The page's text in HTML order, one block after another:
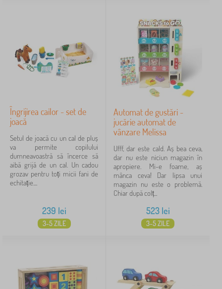
Îngrijirea cailor - set de
joacă
Setul de joacă cu un cal de pluș
va permite copilului
dumneavoastră să încerce să
aibă grijă de un cal. Un cadou
grozav pentru toți micii fani de
echitație....
239 lei
3-5 ZILE
Automat de gustări -
jucărie automat de
vânzare Melissa
Ufff, dar este cald. Aș bea ceva,
dar nu este niciun magazin în
apropiere. Mi-e foame, aș
mânca ceva! Dar lipsa unui
magazin nu este o problemă.
Chiar după colț...
523lei
3-5 ZILE